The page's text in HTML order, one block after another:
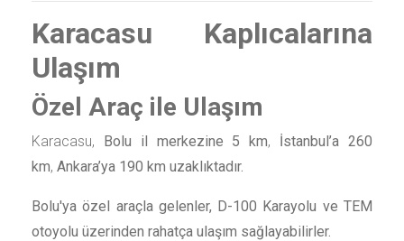
Karacasu Kaplıcalarına
Ulaşım
Özel Araç ile Ulaşım
Karacasu, Bolu il merkezine 5 km, İstanbul’a 260
km, Ankara’ya 190 km uzaklıktadır.
Bolu'ya özel araçla gelenler, D-100 Karayolu ve TEM
otoyolu üzerinden rahatça ulaşım sağlayabilirler.